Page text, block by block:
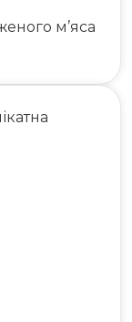
м’яса